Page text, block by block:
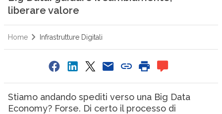
liberare valore
Home Infrastrutture Digitali
Stiamo andando spediti verso una Big Data
Economy? Forse. Di certo il processo di